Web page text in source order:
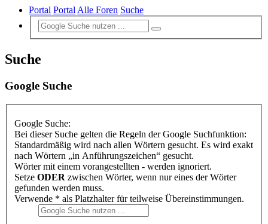
Portal Portal Alle Foren Suche
Suche
Google Suche
Google Suche:
Bei dieser Suche gelten die Regeln der Google Suchfunktion:
Standardmäßig wird nach allen Wörtern gesucht. Es wird exakt
nach Wörtern „in Anführungszeichen“ gesucht.
Wörter mit einem vorangestellten - werden ignoriert.
Setze ODER zwischen Wörter, wenn nur eines der Wörter
gefunden werden muss.
Verwende * als Platzhalter für teilweise Übereinstimmungen.